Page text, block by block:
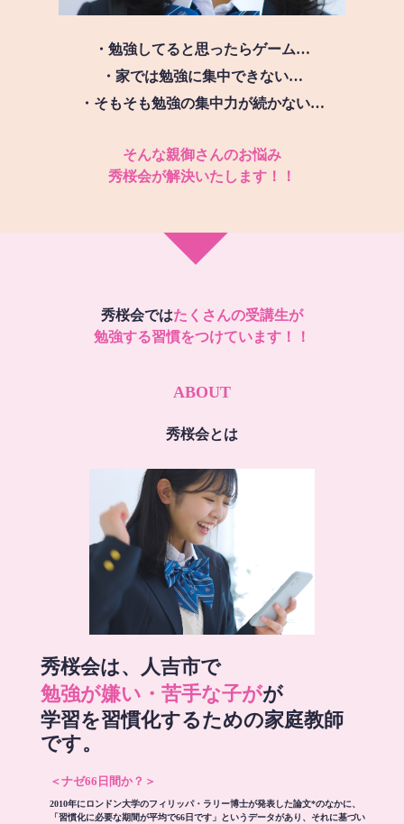
・勉強してると思ったらゲーム…
・家では勉強に集中できない…
・そもそも勉強の集中力が続かない…
そんな親御さんのお悩み
秀桜会が解決いたします！！
秀桜会ではたくさんの受講生が
勉強する習慣をつけています！！
ABOUT
秀桜会とは
秀桜会は、人吉市で
勉強が嫌い・苦手な子がが
学習を習慣化するための家庭教師
です。
＜ナゼ66日間か？＞
2010年にロンドン大学のフィリッパ・ラリー博士が発表した論文*のなかに、
「習慣化に必要な期間が平均で66日です」というデータがあり、それに基づい